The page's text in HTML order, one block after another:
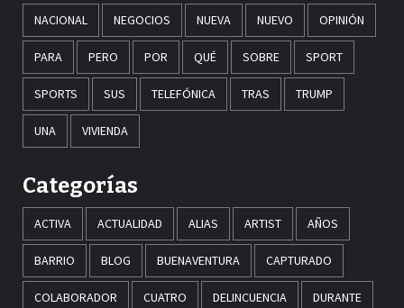
NACIONAL NEGOCIOS NUEVA NUEVO OPINIÓN
PARA PERO POR QUÉ SOBRE SPORT
SPORTS SUS TELEFÓNICA TRAS TRUMP
UNA VIVIENDA
Categorías
ACTIVA ACTUALIDAD ALIAS ARTIST AÑOS
BARRIO BLOG BUENAVENTURA CAPTURADO
COLABORADOR CUATRO DELINCUENCIA DURANTE